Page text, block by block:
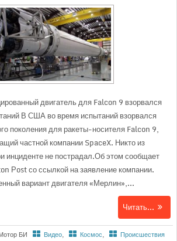
двигатель для Falcon 9 взорвался
В США во время испытаний взорвался
поколения для ракеты-носителя Falcon 9,
частной компании SpaceX. Никто из
инциденте не пострадал.Об этом сообщает
Рost со ссылкой на заявление компании.
вариант двигателя «Мерлин»,...
Читать...
БИ Видео, Космос,
Происшествия